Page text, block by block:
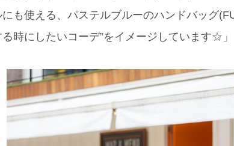
も使える、パステルブルーのハンドバッグ
時にしたいコーデ”をイメージしています☆」